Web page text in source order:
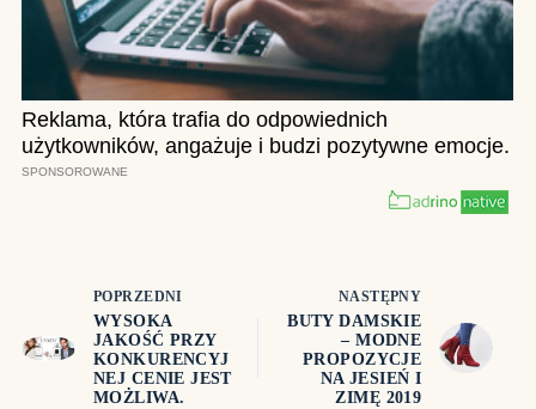
POPRZEDNI
WYSOKA
JAKOŚĆ PRZY
KONKURENCYJ
NEJ CENIE JEST
MOŻLIWA.
NASTĘPNY
BUTY DAMSKIE
– MODNE
PROPOZYCJE
NA JESIEŃ I
ZIMĘ 2019